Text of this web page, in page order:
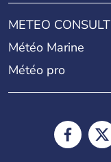
METEO CONSULT
Météo Marine
Météo pro